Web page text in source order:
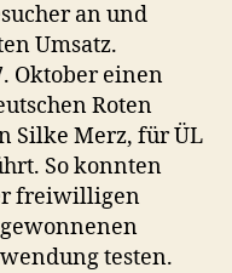
an und
Umsatz.
Oktober einen
Roten
Silke Merz, für ÜL
So konnten
freiwilligen
testen.